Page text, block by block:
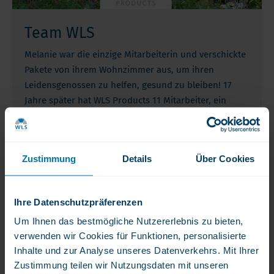
Zustimmung Details Über Cookies
Ihre Datenschutzpräferenzen
Um Ihnen das bestmögliche Nutzererlebnis zu bieten,
verwenden wir Cookies für Funktionen, personalisierte
Inhalte und zur Analyse unseres Datenverkehrs. Mit Ihrer
Zustimmung teilen wir Nutzungsdaten mit unseren
Team WLS
Melanie war die einzige Mitarbeiterin und verschickte
Pakete von ihrem Wohnzimmer aus, um ihren
Leidensgenossen zu helfen, gesund zu bleiben! 17
Jahre später hat WLS Products 11 Mitarbeiter, ein
professionelles Warenlager und kooperiert mit
verschiedenen Premium-Partnern und Lieferanten.